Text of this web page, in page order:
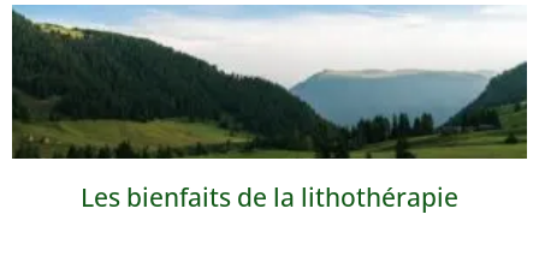
Les bienfaits de la lithothérapie